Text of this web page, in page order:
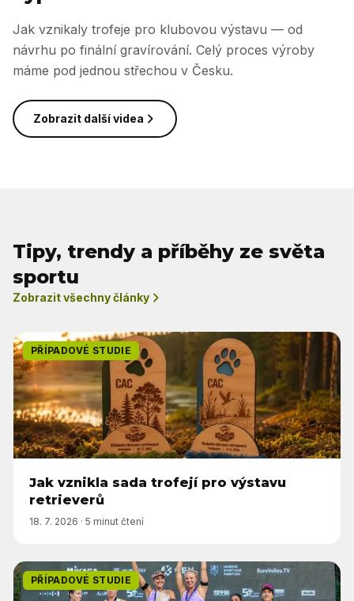
Jak vznikaly trofeje pro klubovou výstavu — od
návrhu po finální gravírování. Celý proces výroby
máme pod jednou střechou v Česku.
Zobrazit další videa
Tipy, trendy a příběhy ze světa
sportu
Zobrazit všechny články
PŘÍPADOVÉ STUDIE
Jak vznikla sada trofejí pro výstavu
retrieverů
18. 7. 2026 · 5 minut čtení
PŘÍPADOVÉ STUDIE